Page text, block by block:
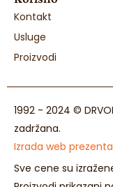
Kontakt
Usluge
Proizvodi
1992 - 2024 ©
zadržana.
Izrada web
Sve cene su